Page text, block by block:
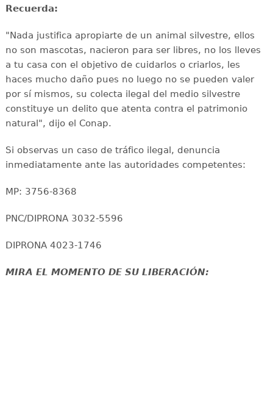
Recuerda:
"Nada justifica apropiarte de un animal silvestre, ellos
no son mascotas, nacieron para ser libres, no los lleves
a tu casa con el objetivo de cuidarlos o criarlos, les
haces mucho daño pues no luego no se pueden valer
por sí mismos, su colecta ilegal del medio silvestre
constituye un delito que atenta contra el patrimonio
natural", dijo el Conap.
Si observas un caso de tráfico ilegal, denuncia
inmediatamente ante las autoridades competentes:
MP: 3756-8368
PNC/DIPRONA 3032-5596
DIPRONA 4023-1746
MIRA EL MOMENTO DE SU LIBERACIÓN: